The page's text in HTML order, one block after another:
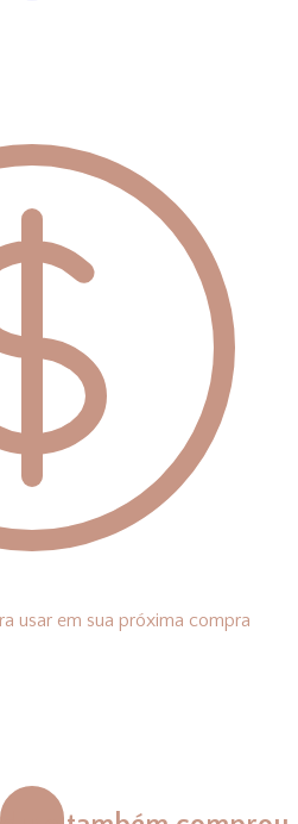
usar em sua próxima compra